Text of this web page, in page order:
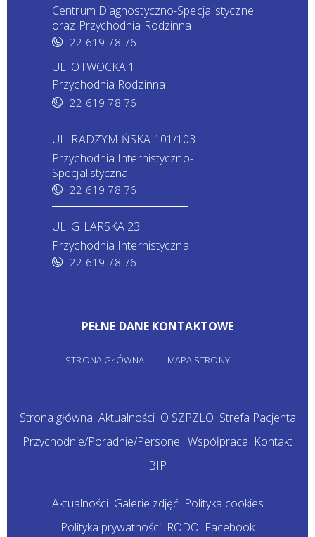
Centrum Diagnostyczno-Specjalistyczne
oraz Przychodnia Rodzinna
22 619 78 76
UL. OTWOCKA 1
Przychodnia Rodzinna
22 619 78 76
UL. RADZYMIŃSKA 101/103
Przychodnia Internistyczno-
Specjalistyczna
22 619 78 76
UL. GILARSKA 23
Przychodnia Internistyczna
22 619 78 76
PEŁNE DANE KONTAKTOWE
STRONA GŁÓWNA MAPA STRONY
Strona główna Aktualności O SZPZLO Strefa Pacjenta
Przychodnie/Poradnie/Personel Współpraca Kontakt
BIP
Aktualności Galerie zdjęć Polityka cookies
Polityka prywatności RODO Facebook